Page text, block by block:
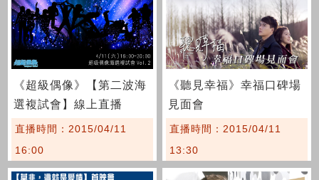
《超級偶像》【第二波海
選複試會】線上直播
直播時間：2015/04/11
16:00
《聽見幸福》幸福口碑場
見面會
直播時間：2015/04/11
13:30